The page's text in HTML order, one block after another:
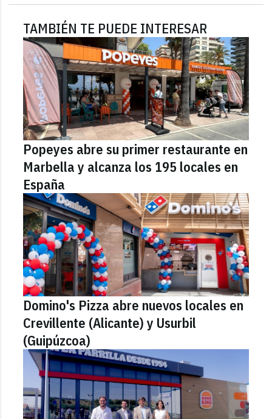
TAMBIÉN TE PUEDE INTERESAR
Popeyes abre su primer restaurante en
Marbella y alcanza los 195 locales en
España
Domino's Pizza abre nuevos locales en
Crevillente (Alicante) y Usurbil
(Guipúzcoa)